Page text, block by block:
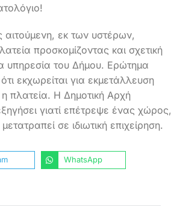
αιτούμενη, εκ των υστέρων,
προσκομίζοντας και σχετική
υπηρεσία του Δήμου. Ερώτημα
εκχωρείται για εκμετάλλευση
πλατεία. Η Δημοτική Αρχή
γιατί επέτρεψε ένας χώρος,
σε ιδιωτική επιχείρηση.
WhatsApp